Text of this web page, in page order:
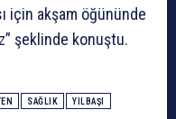
için akşam öğününde
şeklinde konuştu.
SAĞLIK YILBAŞI